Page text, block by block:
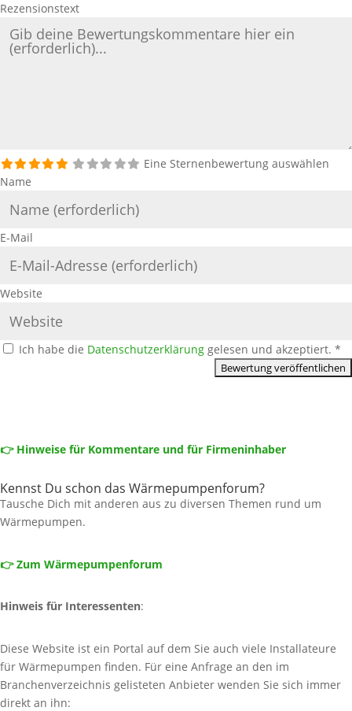
Rezensionstext
Eine Sternenbewertung auswählen
Name
E-Mail
Website
Ich habe die Datenschutzerklärung gelesen und akzeptiert. *
👉 Hinweise für Kommentare und für Firmeninhaber
Kennst Du schon das Wärmepumpenforum?
Tausche Dich mit anderen aus zu diversen Themen rund um
Wärmepumpen.
👉 Zum Wärmepumpenforum
Hinweis für Interessenten:
Diese Website ist ein Portal auf dem Sie auch viele Installateure
für Wärmepumpen finden. Für eine Anfrage an den im
Branchenverzeichnis gelisteten Anbieter wenden Sie sich immer
direkt an ihn: